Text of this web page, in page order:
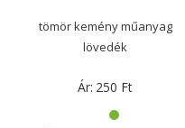
tömör kemény műanyag
lövedék
Ár: 250 Ft